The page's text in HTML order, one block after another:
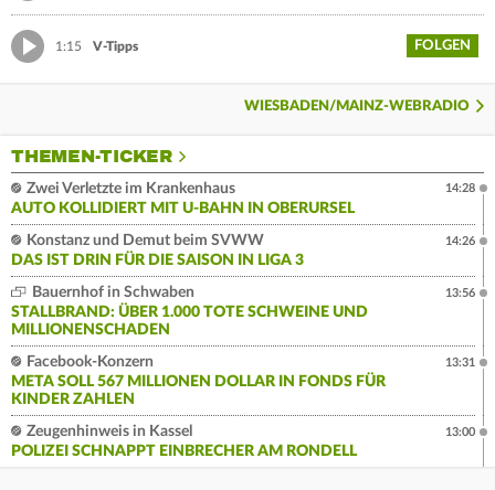
1:15 V-Tipps FOLGEN
WIESBADEN/MAINZ-WEBRADIO
THEMEN-TICKER
Zwei Verletzte im Krankenhaus
AUTO KOLLIDIERT MIT U-BAHN IN OBERURSEL
14:28
Konstanz und Demut beim SVWW
DAS IST DRIN FÜR DIE SAISON IN LIGA 3
14:26
Bauernhof in Schwaben
STALLBRAND: ÜBER 1.000 TOTE SCHWEINE UND
MILLIONENSCHADEN
13:56
Facebook-Konzern
META SOLL 567 MILLIONEN DOLLAR IN FONDS FÜR
KINDER ZAHLEN
13:31
Zeugenhinweis in Kassel
POLIZEI SCHNAPPT EINBRECHER AM RONDELL
13:00